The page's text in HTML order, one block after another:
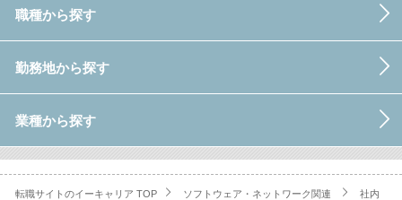
職種から探す
勤務地から探す
業種から探す
転職サイトのイーキャリア TOP ソフトウェア・ネットワーク関連
社内